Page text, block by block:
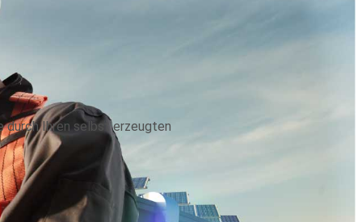
durch Ihren selbst erzeugten